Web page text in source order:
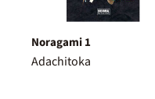
Noragami 1
Adachitoka